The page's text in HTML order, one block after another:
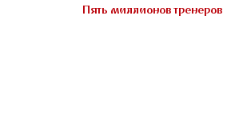
Пять миллионов тренеров